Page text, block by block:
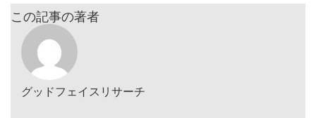
この記事の著者
グッドフェイスリサーチ